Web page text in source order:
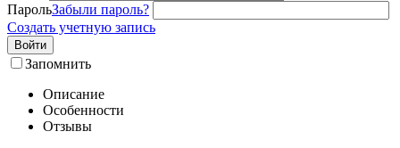
ПарольЗабыли пароль?
Создать учетную запись
Войти
Запомнить
Описание
Особенности
Отзывы